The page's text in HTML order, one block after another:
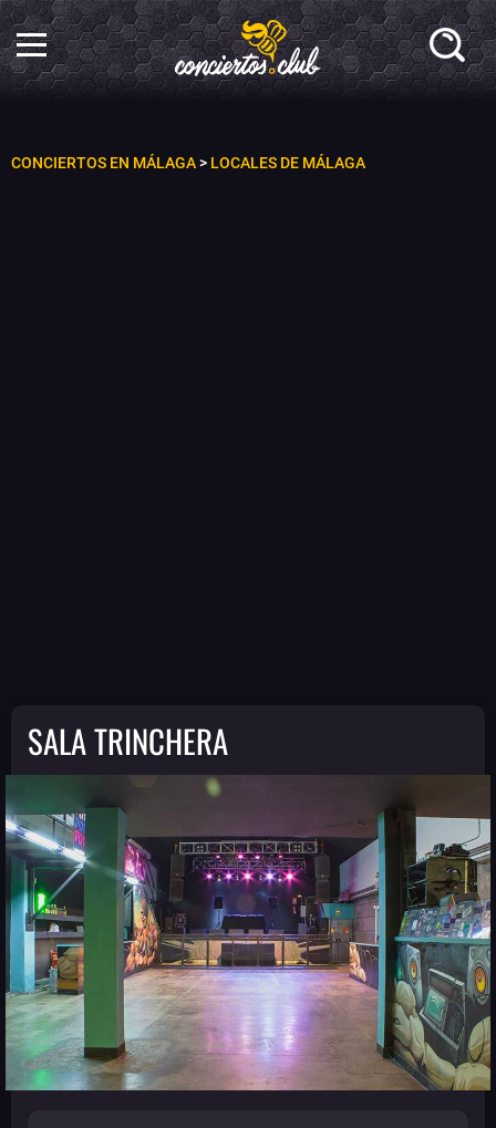
CONCIERTOS EN MÁLAGA> LOCALES DE MÁLAGA
SALA TRINCHERA